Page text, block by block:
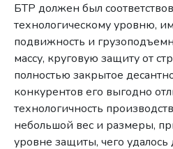
БТР должен был
технологическому уровню,
подвижность и
массу, круговую защиту от
полностью закрытое
конкурентов его выгодно
технологичность
небольшой вес и размеры,
уровне защиты, чего удалось